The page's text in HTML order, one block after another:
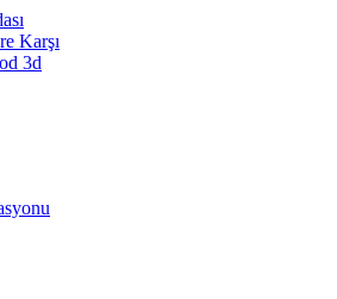
Karşı
3d